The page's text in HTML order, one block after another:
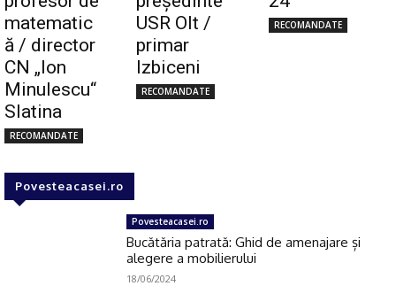
matematic
ă / director
CN „Ion
Minulescu“
Slatina
RECOMANDATE
USR Olt /
primar
Izbiceni
RECOMANDATE
RECOMANDATE
Povesteacasei.ro
Povesteacasei.ro
Bucătăria patrată: Ghid de amenajare și
alegere a mobilierului
18/06/2024